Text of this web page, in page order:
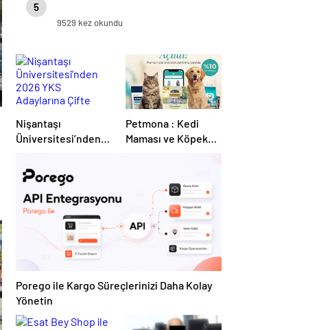
5
9529 kez okundu
Nişantaşı
Üniversitesi’nden
Adaylarına Çifte
Güvence: Sabit
Ücret ve Kesintisiz
Burs
Petmona : Kedi
Maması ve Köpek
Porego ile Kargo Süreçlerinizi Daha Kolay
Yönetin